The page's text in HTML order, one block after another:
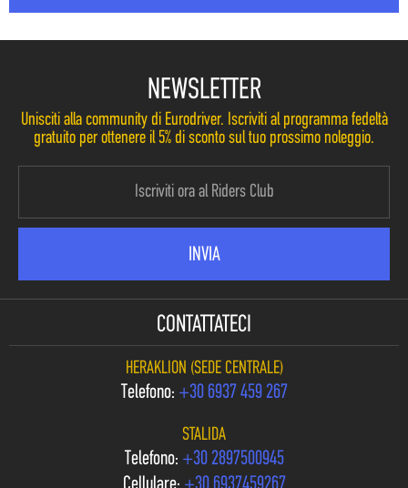
NEWSLETTER
Unisciti alla community di Eurodriver. Iscriviti al programma fedeltà
gratuito per ottenere il 5% di sconto sul tuo prossimo noleggio.
CONTATTATECI
HERAKLION (SEDE CENTRALE)
Telefono: +30 6937 459 267
STALIDA
Telefono: +30 2897500945